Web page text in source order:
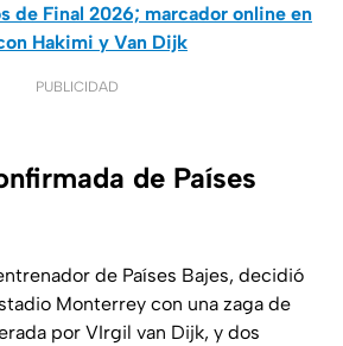
de Final 2026; marcador online en
Hakimi y Van Dijk
PUBLICIDAD
de Países
de Países Bajes, decidió
Monterrey con una zaga de
por VIrgil van Dijk, y dos